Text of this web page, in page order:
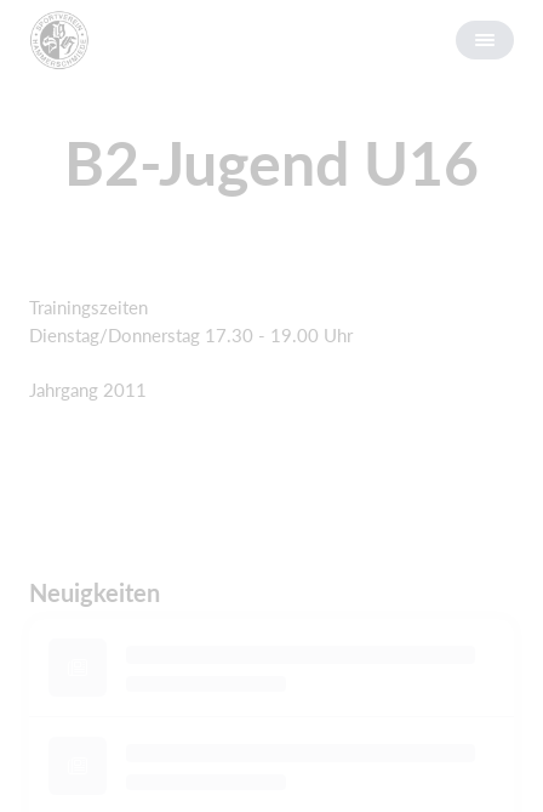
B2-Jugend U16
Trainingszeiten
Dienstag/Donnerstag 17.30 - 19.00 Uhr
Jahrgang 2011
Neuigkeiten